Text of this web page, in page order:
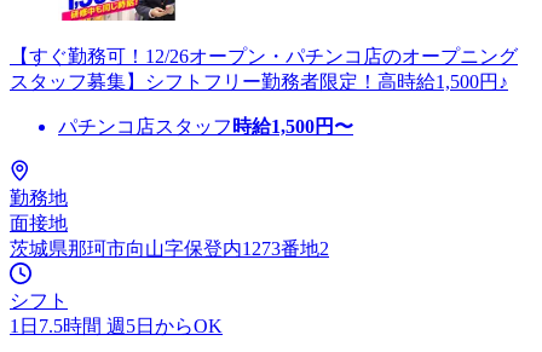
【すぐ勤務可！12/26オープン・パチンコ店のオープニング
スタッフ募集】シフトフリー勤務者限定！高時給1,500円♪
パチンコ店スタッフ 時給1,500円〜
勤務地
面接地
茨城県那珂市向山字保登内1273番地2
シフト
1日7.5時間 週5日からOK